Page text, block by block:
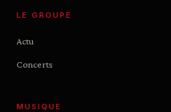
LE GROUPE
Actu
Concerts
MUSIQUE